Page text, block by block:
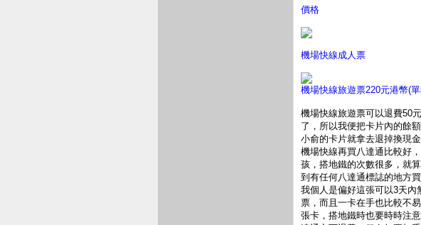
價格
機場快線成人票
機場快線旅遊票220元港幣(
機場快線旅遊票可以退費50
了，所以我便把卡片內的餘
小俞的卡片就拿去退掉換現
機場快線再買八達通比較好
孩，搭地鐵的次數很多，就
到有任何八達通標誌的地方
我個人是偏好這張可以3天
票，而且一卡在手也比較不
張卡，搭地鐵時也要時時注